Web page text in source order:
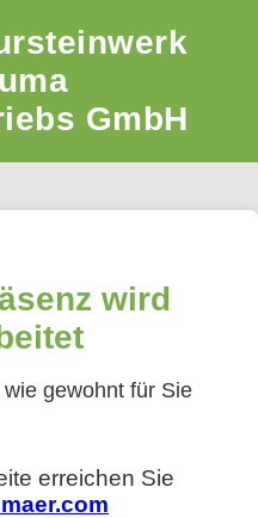
GmbH
wird
gewohnt für Sie
erreichen Sie